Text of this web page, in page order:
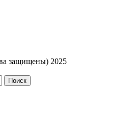
защищены) 2025
Поиск